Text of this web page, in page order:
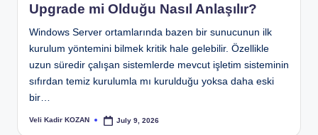
Upgrade mi Olduğu Nasıl Anlaşılır?
Windows Server ortamlarında bazen bir sunucunun ilk
kurulum yöntemini bilmek kritik hale gelebilir. Özellikle
uzun süredir çalışan sistemlerde mevcut işletim sisteminin
sıfırdan temiz kurulumla mı kurulduğu yoksa daha eski
bir…
Posted
Veli Kadir KOZAN July 9, 2026